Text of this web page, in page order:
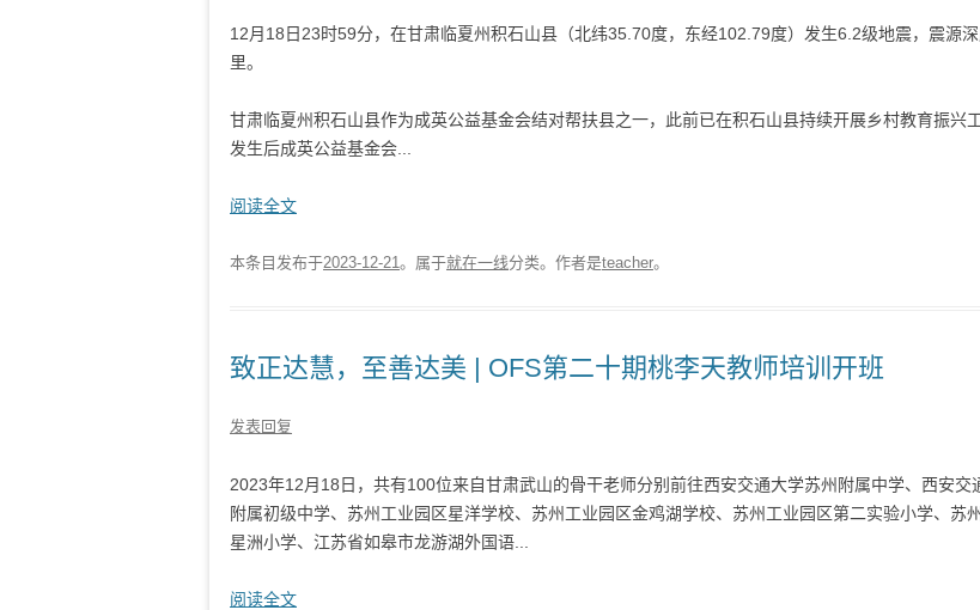
12月18日23时59分，在甘肃临夏州积石山县（北纬35.70度，东经102.79度）发生6.2级地震，震源
里。
甘肃临夏州积石山县作为成英公益基金会结对帮扶县之一，此前已在积石山县持续开展乡村教育振兴
发生后成英公益基金会...
阅读全文
本条目发布于2023-12-21。属于就在一线分类。 作者是teacher。
致正达慧，至善达美 | OFS第二十期桃李天教师培训开班
发表回复
2023年12月18日，共有100位来自甘肃武山的骨干老师分别前往西安交通大学苏州附属中学、西安交
附属初级中学、苏州工业园区星洋学校、苏州工业园区金鸡湖学校、苏州工业园区第二实验小学、苏
星洲小学、江苏省如皋市龙游湖外国语...
阅读全文